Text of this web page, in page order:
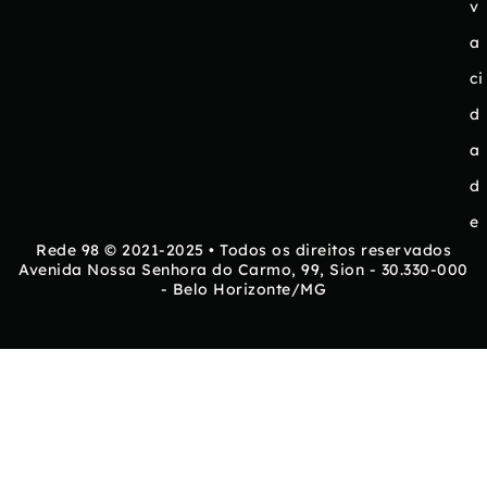
v
a
ci
d
a
d
e
Rede 98 © 2021-2025 • Todos os direitos reservados
Avenida Nossa Senhora do Carmo, 99, Sion - 30.330-000
- Belo Horizonte/MG